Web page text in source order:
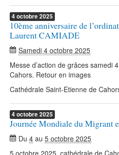
4octobre2025
10ème anniversaire de
Laurent CAMIADE
Samedi 4 octobre 2025
Messe d’action de grâces samedi
Cahors. Retour en images
Cathédrale Saint-Etienne de
4octobre2025
Journée Mondiale du Migrant
Du 4 au 5 octobre 2025
5 octobre 2025, cathédrale de